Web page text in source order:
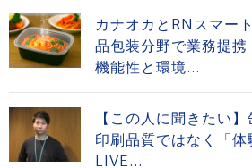
カナオカとRNスマー
品包装分野で業務提
機能性と環境...
【この人に聞きたい
印刷品質ではなく「
LIVE...